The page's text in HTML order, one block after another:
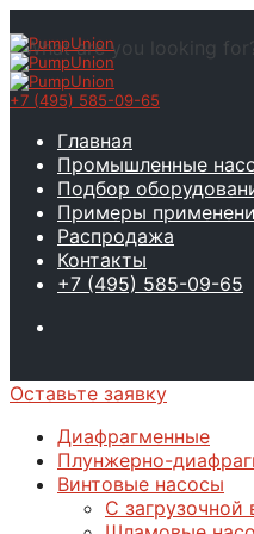
+7 (495) 585-09-65
Главная
Промышленные
Подбор
Примеры
Распродажа
Контакты
+7 (495) 585-09-65
Оставьте заявку
Диафрагменные
Плунжерно-
Винтовые насосы
С загрузочной
What are you looking